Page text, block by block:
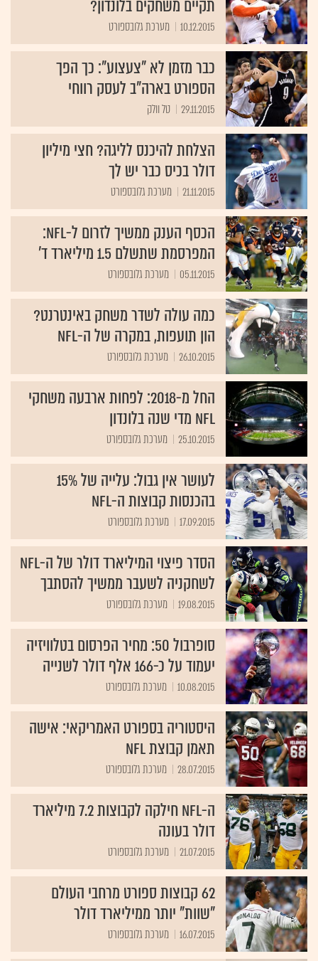
תקיים משחקים בלונדון?
10.12.2015 מערכת גלובספורט
כבר מזמן לא "צעצוע": כך הפך
הספורט בארה"ב לעסק רווחי
29.11.2015 טל וולק
הצלחת להיכנס לליגה? חצי מיליון
דולר בכיס כבר יש לך
21.11.2015 מערכת גלובספורט
הכסף הענק ממשיך לזרום ל-NFL:
המפרסמת שתשלם 1.5 מיליארד ד'
05.11.2015 מערכת גלובספורט
כמה עולה לשדר משחק באינטרנט?
הון תועפות, במקרה של ה-NFL
26.10.2015 מערכת גלובספורט
החל מ-2018: לפחות ארבעה משחקי
NFL מדי שנה בלונדון
25.10.2015 מערכת גלובספורט
לעושר אין גבול: עלייה של 15%
בהכנסות קבוצות ה-NFL
17.09.2015 מערכת גלובספורט
הסדר פיצוי המיליארד דולר של ה-NFL
לשחקניה לשעבר ממשיך להסתבך
19.08.2015 מערכת גלובספורט
סופרבול 50: מחיר הפרסום בטלוויזיה
יעמוד על כ-166 אלף דולר לשנייה
10.08.2015 מערכת גלובספורט
היסטוריה בספורט האמריקאי: אישה
תאמן קבוצת NFL
28.07.2015 מערכת גלובספורט
ה-NFL חילקה לקבוצות 7.2 מיליארד
דולר בעונה
21.07.2015 מערכת גלובספורט
62 קבוצות ספורט מרחבי העולם
"שוות" יותר ממיליארד דולר
16.07.2015 מערכת גלובספורט